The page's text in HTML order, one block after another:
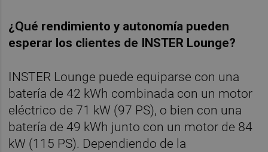
¿Qué rendimiento y autonomía pueden
esperar los clientes de INSTER Lounge?
INSTER Lounge puede equiparse con una
batería de 42 kWh combinada con un motor
eléctrico de 71 kW (97 PS), o bien con una
batería de 49 kWh junto con un motor de 84
kW (115 PS). Dependiendo de la